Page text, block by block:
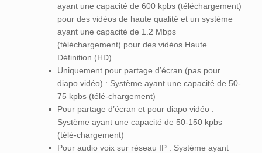
ayant une capacité de 600 kpbs (téléchargement)
pour des vidéos de haute qualité et un système
ayant une capacité de 1.2 Mbps
(téléchargement) pour des vidéos Haute
Définition (HD)
Uniquement pour partage d’écran (pas pour
diapo vidéo) : Système ayant une capacité de 50-
75 kpbs (télé-chargement)
Pour partage d’écran et pour diapo vidéo :
Système ayant une capacité de 50-150 kpbs
(télé-chargement)
Pour audio voix sur réseau IP : Système ayant